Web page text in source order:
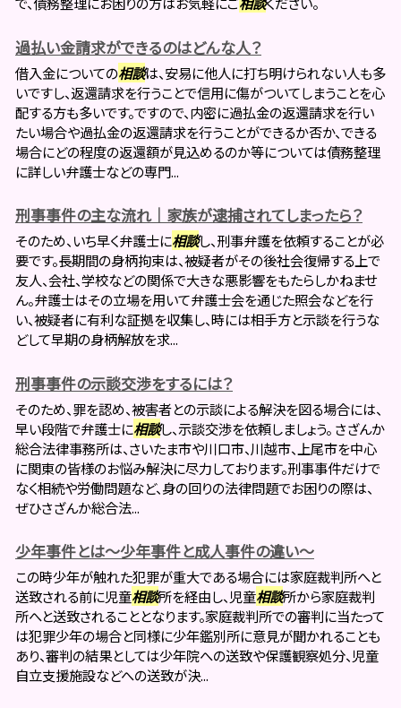
過払い金請求ができるのはどんな人？
借入金についての相談は、安易に他人に打ち明けられない人も多
いですし、返還請求を行うことで信用に傷がついてしまうことを心
配する方も多いです。ですので、内密に過払金の返還請求を行い
たい場合や過払金の返還請求を行うことができるか否か、できる
場合にどの程度の返還額が見込めるのか等については債務整理
に詳しい弁護士などの専門...
刑事事件の主な流れ｜家族が逮捕されてしまったら？
そのため、いち早く弁護士に相談し、刑事弁護を依頼することが必
要です。長期間の身柄拘束は、被疑者がその後社会復帰する上で
友人、会社、学校などの関係で大きな悪影響をもたらしかねませ
ん。弁護士はその立場を用いて弁護士会を通じた照会などを行
い、被疑者に有利な証拠を収集し、時には相手方と示談を行うな
どして早期の身柄解放を求...
刑事事件の示談交渉をするには？
そのため、罪を認め、被害者との示談による解決を図る場合には、
早い段階で弁護士に相談し、示談交渉を依頼しましょう。 さざんか
総合法律事務所は、さいたま市や川口市、川越市、上尾市を中心
に関東の皆様のお悩み解決に尽力しております。刑事事件だけで
なく相続や労働問題など、身の回りの法律問題でお困りの際は、
ぜひさざんか総合法...
少年事件とは～少年事件と成人事件の違い～
この時少年が触れた犯罪が重大である場合には家庭裁判所へと
送致される前に児童相談所を経由し、児童相談所から家庭裁判
所へと送致されることとなります。家庭裁判所での審判に当たって
は犯罪少年の場合と同様に少年鑑別所に意見が聞かれることも
あり、審判の結果としては少年院への送致や保護観察処分、児童
自立支援施設などへの送致が決...